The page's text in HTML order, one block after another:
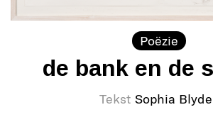
Poëzie
de bank en de
Tekst Sophia